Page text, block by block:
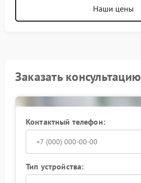
Наши цены
Заказать консультацию
Контактный телефон:
Тип устройства: